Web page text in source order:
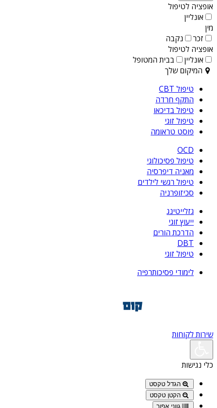
אופציה לטיפול
אונליין
מין
זכר
נקבה
אופציה לטיפול
אונליין
בבית המטופל
המיקום שלך
טיפול CBT
התקף חרדה
טיפול בדיכאו
טיפול זוגי
פוסט טראומה
OCD
טיפול פסיכולוגי
מאניה דיפרסיה
טיפול רגשי לילדים
סכיזופרניה
גזלייטינג
ייעוץ זוגי
הדרכת הורים
DBT
טיפול זוגי
לימודי פסיכותרפיה
שירות לקוחות
כלי נגישות
הגדל טקסט
הקטן טקסט
גווני אפור